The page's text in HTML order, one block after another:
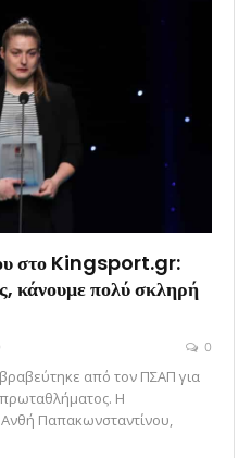
στο Kingsport.gr:
κάνουμε πολύ σκληρή
0
από τον ΠΣΑΠ για
Η
Παπακωνσταντίνου,